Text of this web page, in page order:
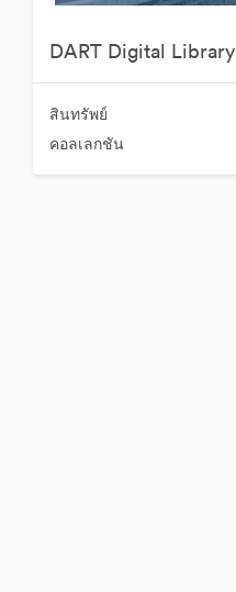
DART Digital Library
สินทรัพย์
คอลเลกชัน